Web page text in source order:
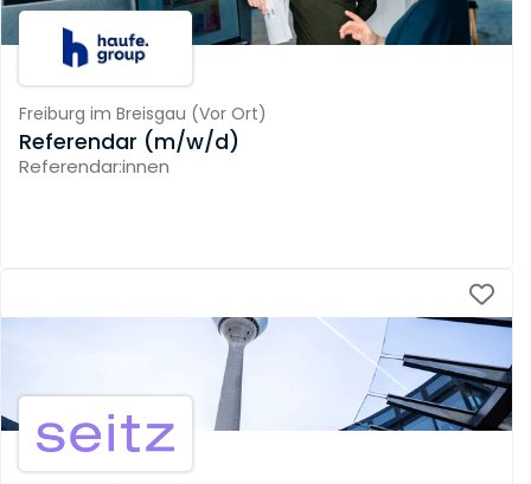
Freiburg im Breisgau (Vor Ort)
Referendar (m/w/d)
Referendar:innen